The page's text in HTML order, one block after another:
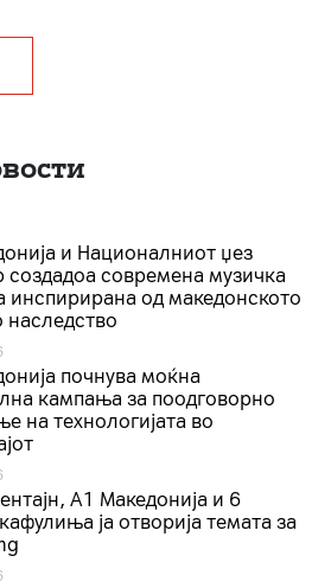
и Националниот џез
создадоа современа музичка
инспирирана од македонското
наследство
почнува моќна
кампања за поодговорно
на технологијата во
A1 Македонија и 6
ја отворија темата за